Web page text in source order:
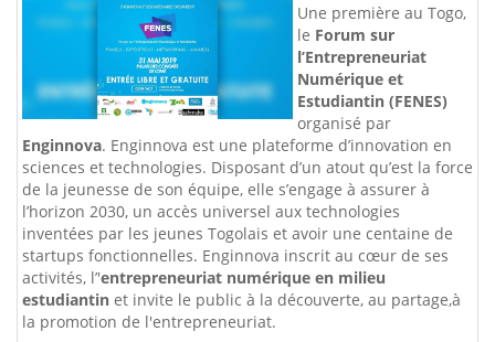
Une première au Togo,
le Forum sur
l’Entrepreneuriat
Numérique et
Estudiantin (FENES)
organisé par
Enginnova. Enginnova est une plateforme d’innovation en
sciences et technologies. Disposant d’un atout qu’est la force
de la jeunesse de son équipe, elle s’engage à assurer à
l’horizon 2030, un accès universel aux technologies
inventées par les jeunes Togolais et avoir une centaine de
startups fonctionnelles. Enginnova inscrit au cœur de ses
activités, l’'entrepreneuriat numérique en milieu
estudiantin et invite le public à la découverte, au partage,à
la promotion de l'entrepreneuriat.